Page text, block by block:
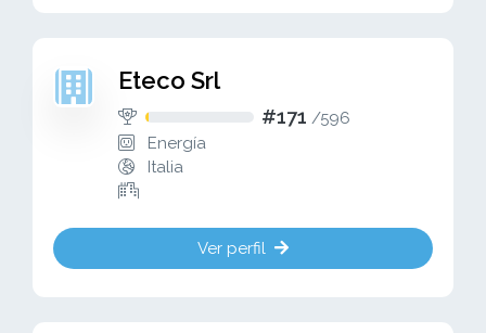
Eteco Srl
#171 /596
Energía
Italia
Ver perfil